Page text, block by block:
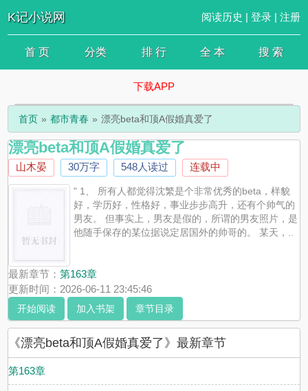
K记小说网 阅读历史 | 登录| 注册
首 页 分类 排 行 全 本 搜 索
下载APP
首页 都市青春 漂亮beta和顶A假婚真爱了
漂亮beta和顶A假婚真爱了
山木晏 30万字 548人读过 连载中
" 1、 所有人都觉得沈繁是个非常优秀的beta，样貌
好，学历好，性格好，事业步步高升，还有个帅气的
男友。 但事实上，男友是假的，所谓的男友照片，是
他随手保存的某位据说定居国外的帅哥的。 某天，..
最新章节：第163章
更新时间：2026-06-11 23:45:46
开始阅读 加入书架 章节目录
《漂亮beta和顶A假婚真爱了》最新章节
第163章